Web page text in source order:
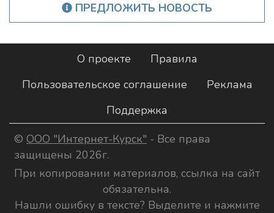
ПРЕДЛОЖИТЬ НОВОСТЬ
О проекте
Правила
Пользовательское соглашение
Реклама
Поддержка
© ООО "Интернет-Курск" - Все права
защищены 2026г.
При копировании материалов, ссылка на сайт
обязательна.
Нашли ошибку в тексте? Выделите и нажмите